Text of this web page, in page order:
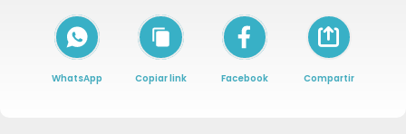
WhatsApp Copiar link Facebook
Icon of arrow-
Compartir